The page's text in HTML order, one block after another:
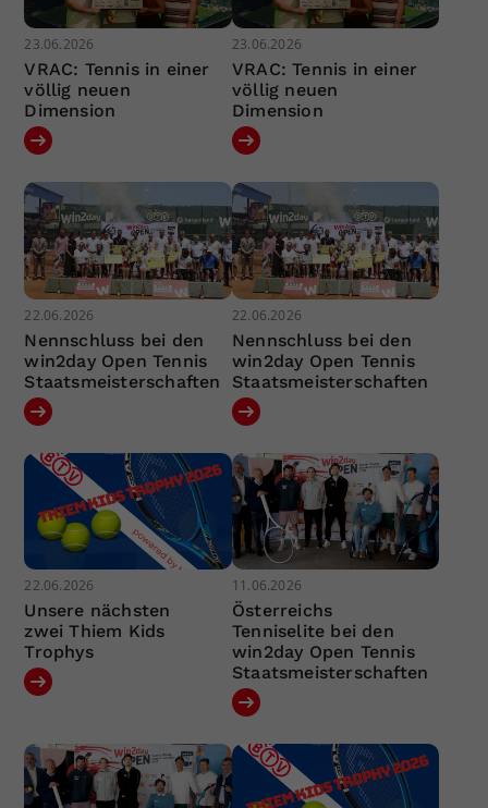
23.06.2026
VRAC: Tennis in einer
völlig neuen
Dimension
23.06.2026
VRAC: Tennis in einer
völlig neuen
Dimension
22.06.2026
Nennschluss bei den
win2day Open Tennis
Staatsmeisterschaften
22.06.2026
Nennschluss bei den
win2day Open Tennis
Staatsmeisterschaften
22.06.2026
Unsere nächsten
zwei Thiem Kids
Trophys
11.06.2026
Österreichs
Tenniselite bei den
win2day Open Tennis
Staatsmeisterschaften